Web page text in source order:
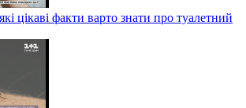
цікаві факти варто знати про туалетний